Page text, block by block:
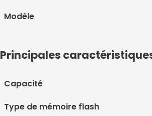
Modèle
Principales
Capacité
Type de mémoire flash